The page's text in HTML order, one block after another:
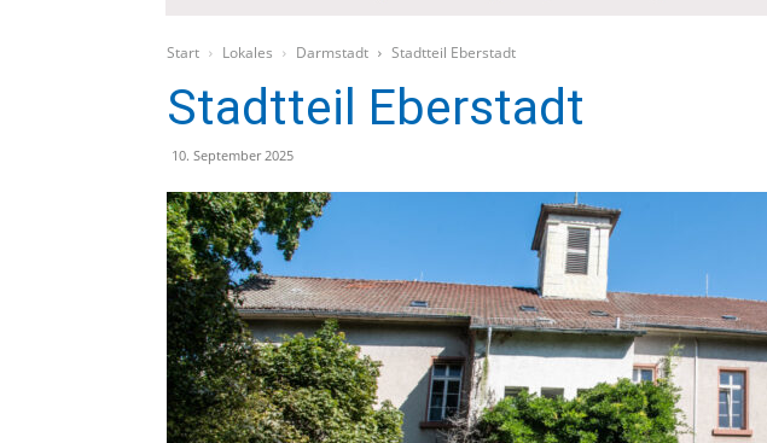
Start Lokales Darmstadt Stadtteil Eberstadt
Stadtteil Eberstadt
10. September 2025